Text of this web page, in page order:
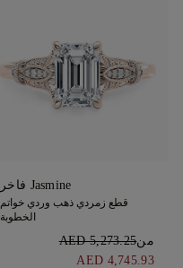
Jasmine فاخر
قطع زمردي ذهب وردي خواتم
الخطوبة
منAED 5,273.25
AED 4,745.93